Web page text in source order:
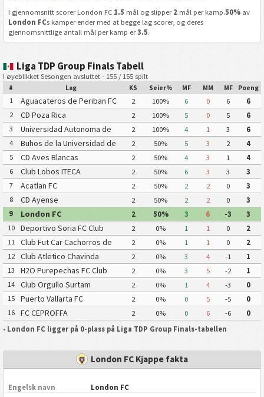
I gjennomsnitt scorer London FC 1.5 mål og slipper 2mål per kamp.50%av
London FCs kamper ender med at begge lag scorer, og deres
gjennomsnittlige antall mål per kamp er3.5.
Liga TDP Group Finals Tabell
I øyeblikket Sesongen avsluttet - 155 / 155 spilt
# Lag KS Seier% MF MM MF Poeng
1 Aguacateros de Periban FC 2 100% 6 0 6
6
2
CD Poza Rica 2 100% 5 0 5
6
3
Universidad Autonoma de
Zacatecas II
2 100% 4 1 3
6
4
Buhos de la Universidad de
Sonora FC
2 50% 5 3 2
4
5
CD Aves Blancas 2 50% 4 3 1
4
6
Club Lobos ITECA 2 50% 6 3 3
3
7
Acatlan FC 2 50% 2 2 0
3
8
CD Ayense 2 50% 2 2 0
3
9
London FC 2 50% 3 6 -3
3
10
Deportivo Soria FC Club
Mineros Reynosa
2 0% 1 1 0
2
11
Club Fut Car Cachorros de
Leon
2 0% 1 1 0
2
12
Club Atletico Chavinda 2 0% 3 4 -1
1
13
H2O Purepechas FC Club
Atletico Morelia II
2 0% 3 5 -2
1
14
Club Orgullo Surtam 2 0% 1 4 -3
0
15
Puerto Vallarta FC 2 0% 0 5 -5
0
16
FC CEPROFFA 2 0% 0 6 -6
0
• London FC ligger på 0-plass på Liga TDP Group Finals-tabellen
London FC Kjappe fakta
Engelsk navn London FC